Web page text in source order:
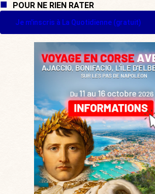
POUR NE RIEN RATER
Je m'inscris à La Quotidienne (gratuit)